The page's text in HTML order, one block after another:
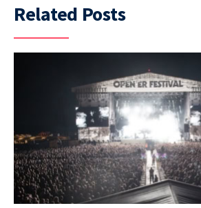
Related Posts